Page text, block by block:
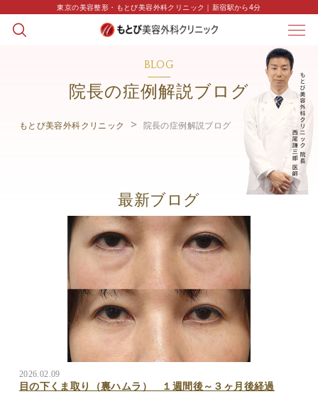
東京の美容整形・もとび美容外科クリニック｜新宿駅から4分
BLOG
院長の症例解説ブログ
もとび美容外科クリニック 院長の症例解説ブログ
最新ブログ
2026.02.09
目の下くま取り（裏ハムラ） １週間後～３ヶ月後経過